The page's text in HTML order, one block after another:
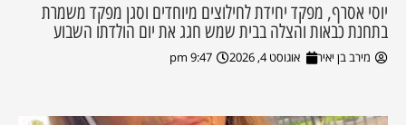
יוסי אסרף, מפקד יחידת לחילוצים מיוחדים וסגן מפקד משמרת
בתחנת כבאות והצלה בבית שמש חגג את יום הולדתו השבוע
מירב בן יאיר אוגוסט 4, 2026 9:47 pm